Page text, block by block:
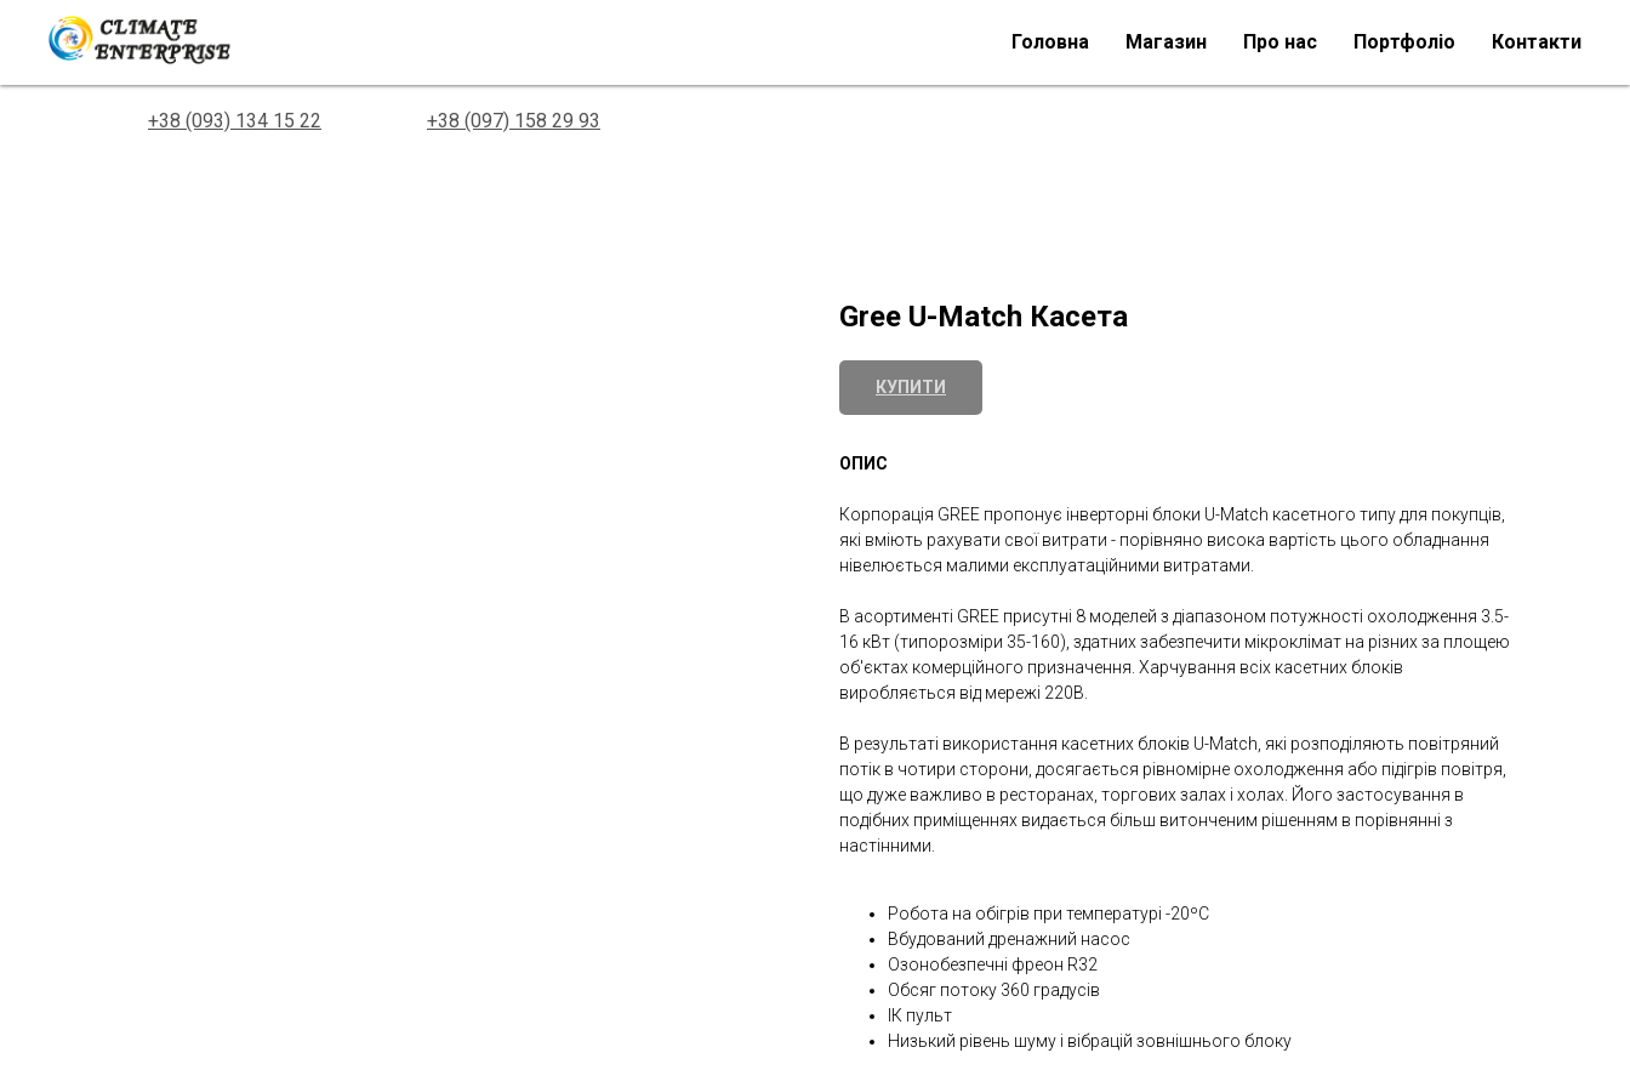
Головна Магазин Про нас Портфоліо Контакти
+38 (097) 158 29 93
+38 (093) 134 15 22
Gree U-Match Касета
КУПИТИ
ОПИС
Корпорація GREE пропонує інверторні блоки U-Match касетного типу для покупців,
які вміють рахувати свої витрати - порівняно висока вартість цього обладнання
нівелюється малими експлуатаційними витратами.
В асортименті GREE присутні 8 моделей з діапазоном потужності охолодження 3.5-
16 кВт (типорозміри 35-160), здатних забезпечити мікроклімат на різних за площею
об'єктах комерційного призначення. Харчування всіх касетних блоків
виробляється від мережі 220В.
В результаті використання касетних блоків U-Match, які розподіляють повітряний
потік в чотири сторони, досягається рівномірне охолодження або підігрів повітря,
що дуже важливо в ресторанах, торгових залах і холах. Його застосування в
подібних приміщеннях видається більш витонченим рішенням в порівнянні з
настінними.
Робота на обігрів при температурі -20ºС
Вбудований дренажний насос
Озонобезпечні фреон R32
Обсяг потоку 360 градусів
ІК пульт
Низький рівень шуму і вібрацій зовнішнього блоку